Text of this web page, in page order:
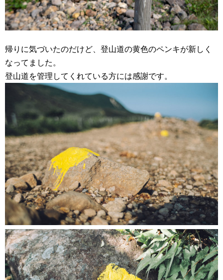
帰りに気づいたのだけど、登山道の黄色のペンキが新しく
なってました。
登山道を管理してくれている方には感謝です。